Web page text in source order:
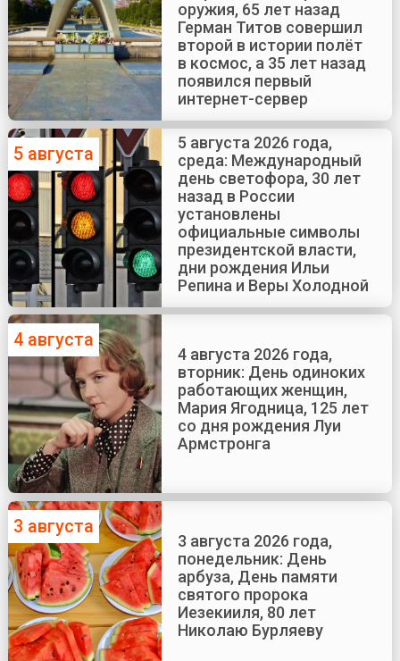
оружия, 65 лет назад
Герман Титов совершил
второй в истории полёт
в космос, а 35 лет назад
появился первый
интернет-сервер
5 августа
5 августа 2026 года,
среда: Международный
день светофора, 30 лет
назад в России
установлены
официальные символы
президентской власти,
дни рождения Ильи
Репина и Веры Холодной
4 августа
4 августа 2026 года,
вторник: День одиноких
работающих женщин,
Мария Ягодница, 125 лет
со дня рождения Луи
Армстронга
3 августа
3 августа 2026 года,
понедельник: День
арбуза, День памяти
святого пророка
Иезекииля, 80 лет
Николаю Бурляеву